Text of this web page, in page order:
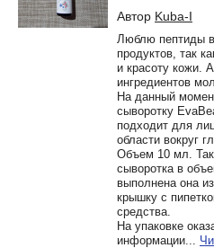
Автор Kuba-I
Люблю пептиды в
продуктов, так
и красоту кожи.
ингредиентов
На данный
сыворотку
подходит для
области вокруг
Объем 10 мл.
сыворотка в
выполнена она
крышку с
средства.
На упаковке
информации...